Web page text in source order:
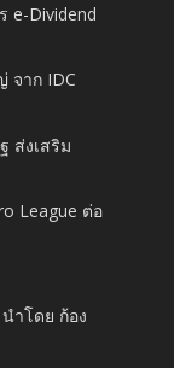
e-Dividend
จาก IDC
ส่งเสริม
League ต่อ
ำโดย ก้อง